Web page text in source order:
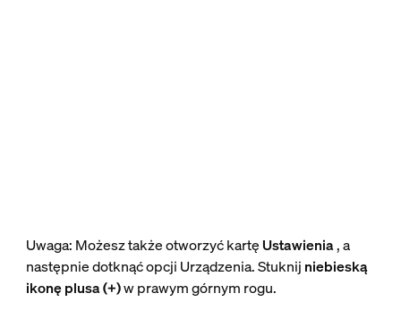
Uwaga: Możesz także otworzyć kartę Ustawienia, a
następnie dotknąć opcji Urządzenia. Stuknij niebieską
ikonę plusa (+)w prawym górnym rogu.